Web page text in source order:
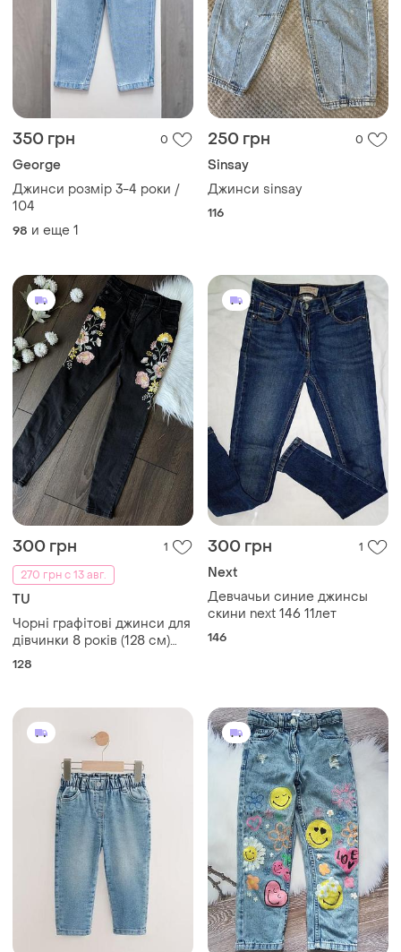
350 грн 0
George
Джинси розмір 3-4 роки /
104
98 и еще 1
250 грн 0
Sinsay
Джинси sinsay
116
300 грн
1
270 грн с 13 авг.
TU
Чорні графітові джинси для
дівчинки 8 років (128 см)
чорні з вишивкою квітів, на
128
300 грн 1
Next
Девчачьи синие джинсы
скини next 146 11лет
146